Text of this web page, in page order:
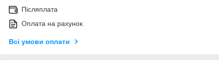
Післяплата
Оплата на рахунок
Всі умови оплати